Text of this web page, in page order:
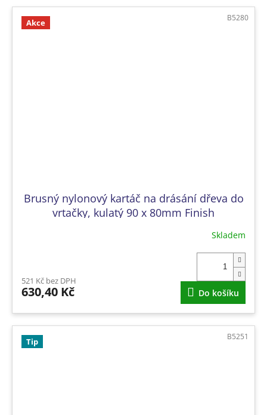
Akce
Brusný nylonový kartáč na drásání dřeva do
vrtačky, kulatý 90 x 80mm Finish
Skladem
521 Kč bez DPH
630,40 Kč Do košíku
B5280
Tip B5251